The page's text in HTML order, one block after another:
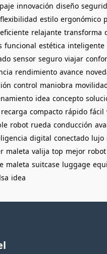
innovación diseño
flexibilidad estilo ergonómico
eficiente relajante transforma
funcional estética inteligente
sensor seguro viajar
rendimiento avance
control maniobra
idea concepto
recarga compacto rápido fácil
robot rueda conducción
digital conectado lujo
maleta valija top mejor robot
maleta suitcase luggage
idea